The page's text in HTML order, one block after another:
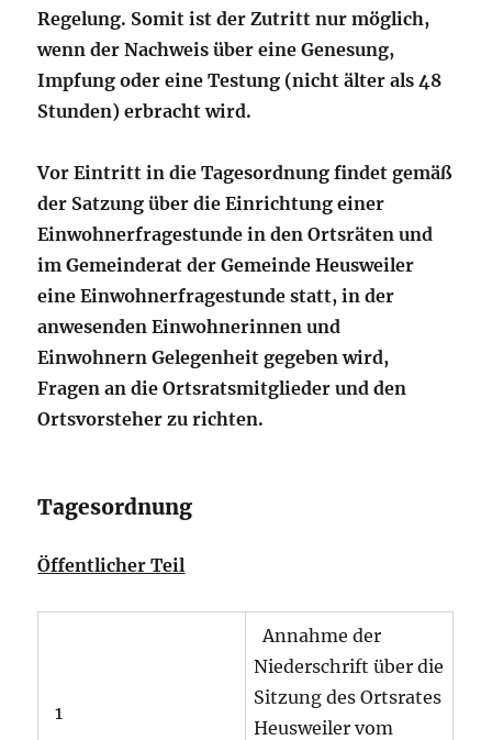
Regelung. Somit ist der Zutritt nur möglich,
wenn der Nachweis über eine Genesung,
Impfung oder eine Testung (nicht älter als 48
Stunden) erbracht wird.
Vor Eintritt in die Tagesordnung findet gemäß
der Satzung über die Einrichtung einer
Einwohnerfragestunde in den Ortsräten und
im Gemeinderat der Gemeinde Heusweiler
eine Einwohnerfragestunde statt, in der
anwesenden Einwohnerinnen und
Einwohnern Gelegenheit gegeben wird,
Fragen an die Ortsratsmitglieder und den
Ortsvorsteher zu richten.
Tagesordnung
Öffentlicher Teil
1
Annahme der
Niederschrift über die
Sitzung des Ortsrates
Heusweiler vom